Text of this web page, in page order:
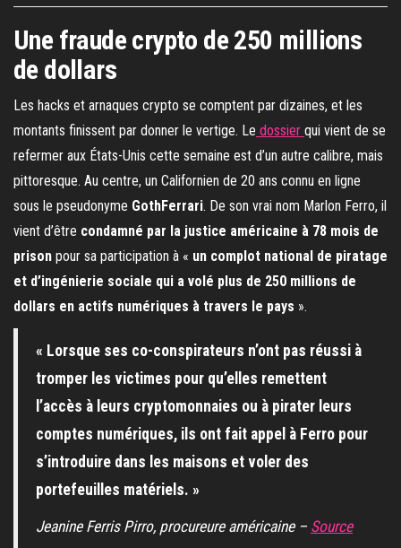
Une fraude crypto de 250 millions
de dollars
Les hacks et arnaques crypto se comptent par dizaines, et les
montants finissent par donner le vertige. Le dossier qui vient de se
refermer aux États-Unis cette semaine est d’un autre calibre, mais
pittoresque. Au centre, un Californien de 20 ans connu en ligne
sous le pseudonyme GothFerrari. De son vrai nom Marlon Ferro, il
vient d’être condamné par la justice américaine à 78 mois de
prison pour sa participation à « un complot national de piratage
et d’ingénierie sociale qui a volé plus de 250 millions de
dollars en actifs numériques à travers le pays ».
« Lorsque ses co-conspirateurs n’ont pas réussi à
tromper les victimes pour qu’elles remettent
l’accès à leurs cryptomonnaies ou à pirater leurs
comptes numériques, ils ont fait appel à Ferro pour
s’introduire dans les maisons et voler des
portefeuilles matériels. »
Jeanine Ferris Pirro, procureure américaine – Source